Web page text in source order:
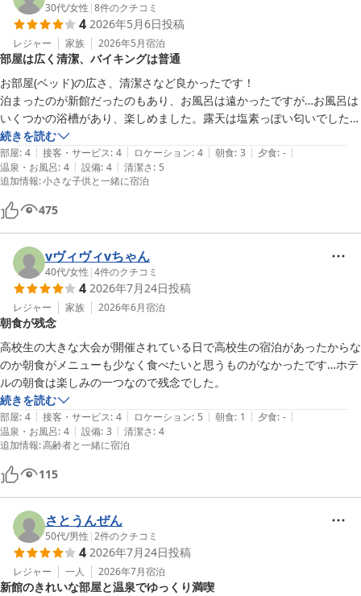
30代/女性 |8件のクチコミ
4 2026年5月6日投稿
レジャー 家族 2026年5月宿泊
部屋は広く清潔、バイキングは普通
お部屋(ベッド)の広さ、清潔さなど良かったです！
泊まったのが新館だったのもあり、お風呂は遠かったですが…お風呂は
いくつかの浴槽があり、楽しめました。露天は塩素っぽい匂いでした。
続きを読む
部屋: 4 | 接客・サービス: 4 | ロケーション: 4 | 朝食: 3 | 夕食: - |
温泉・お風呂: 4 | 設備: 4 | 清潔さ: 5
追加情報:小さな子供と一緒に宿泊
475
vヴィヴィvちゃん
40代/女性 |4件のクチコミ
4 2026年7月24日投稿
レジャー 家族 2026年6月宿泊
朝食が残念
高校生の大きな大会が開催されている日で高校生の宿泊があったからな
のか朝食がメニューも少なく食べたいと思うものがなかったです…ホテ
ルの朝食は楽しみの一つなので残念でした。
続きを読む
部屋: 4 | 接客・サービス: 4 | ロケーション: 5 | 朝食: 1 | 夕食: - |
温泉・お風呂: 4 | 設備: 3 | 清潔さ: 4
追加情報:高齢者と一緒に宿泊
115
さとうんぜん
50代/男性 |2件のクチコミ
4 2026年7月24日投稿
レジャー 一人 2026年7月宿泊
新館のきれいな部屋と温泉でゆっくり満喫